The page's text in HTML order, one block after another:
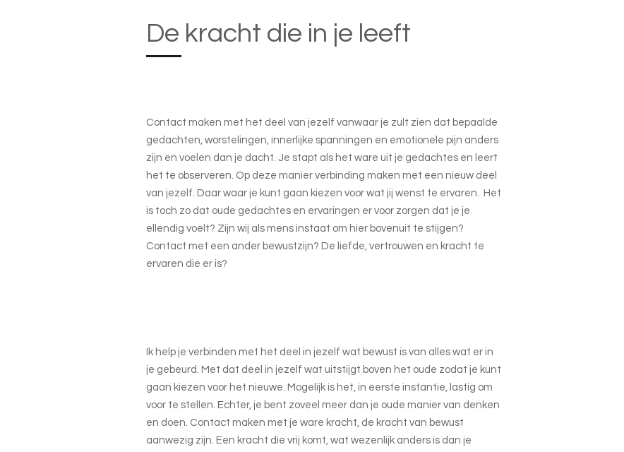
De kracht die in je leeft
Contact maken met het deel van jezelf vanwaar je zult zien dat bepaalde
gedachten, worstelingen, innerlijke spanningen en emotionele pijn anders
zijn en voelen dan je dacht. Je stapt als het ware uit je gedachtes en leert
het te observeren. Op deze manier verbinding maken met een nieuw deel
van jezelf. Daar waar je kunt gaan kiezen voor wat jij wenst te ervaren. Het
is toch zo dat oude gedachtes en ervaringen er voor zorgen dat je je
ellendig voelt? Zijn wij als mens instaat om hier bovenuit te stijgen?
Contact met een ander bewustzijn? De liefde, vertrouwen en kracht te
ervaren die er is?
Ik help je verbinden met het deel in jezelf wat bewust is van alles wat er in
je gebeurd. Met dat deel in jezelf wat uitstijgt boven het oude zodat je kunt
gaan kiezen voor het nieuwe. Mogelijk is het, in eerste instantie, lastig om
voor te stellen. Echter, je bent zoveel meer dan je oude manier van denken
en doen. Contact maken met je ware kracht, de kracht van bewust
aanwezig zijn. Een kracht die vrij komt, wat wezenlijk anders is dan je